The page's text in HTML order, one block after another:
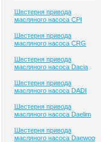
Шестерня привода
масляного насоса CPI
Шестерня привода
масляного насоса CRG
Шестерня привода
масляного насоса Dacia
Шестерня привода
масляного насоса DADI
Шестерня привода
масляного насоса Daelim
Шестерня привода
масляного насоса Daewoo